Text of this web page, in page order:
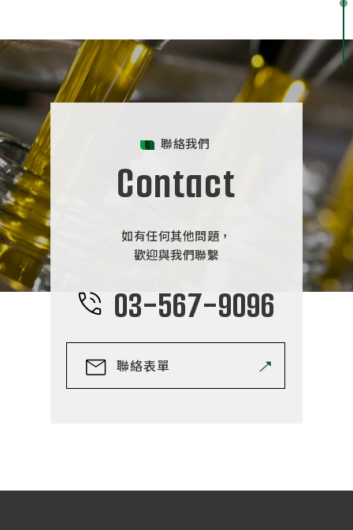
聯絡我們
Contact
如有任何其他問題，
歡迎與我們聯繫
03-567-9096
聯絡表單